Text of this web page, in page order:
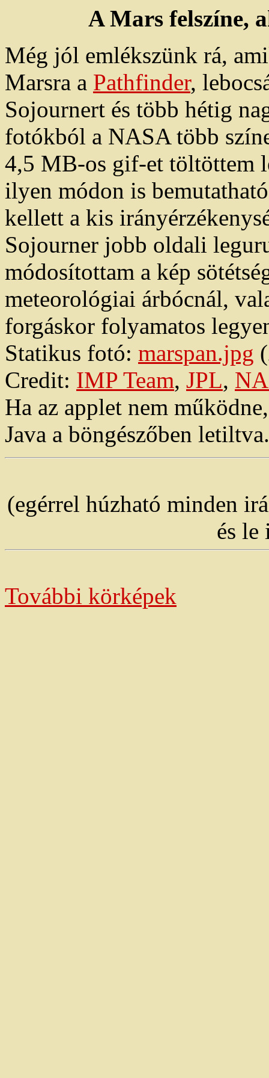
A Mars felszíne,
Még jól emlékszünk rá,
Marsra a Pathfinder,
Sojournert és több hétig
fotókból a NASA több
4,5 MB-os gif-et töltöttem
ilyen módon is
kellett a kis
Sojourner jobb oldali
módosítottam a kép
meteorológiai árbócnál,
forgáskor folyamatos
Statikus fotó: marspan.jpg
Credit: IMP Team, JPL,
Ha az applet nem
Java a böngészőben letiltva.
(egérrel húzható minden
és le
További körképek